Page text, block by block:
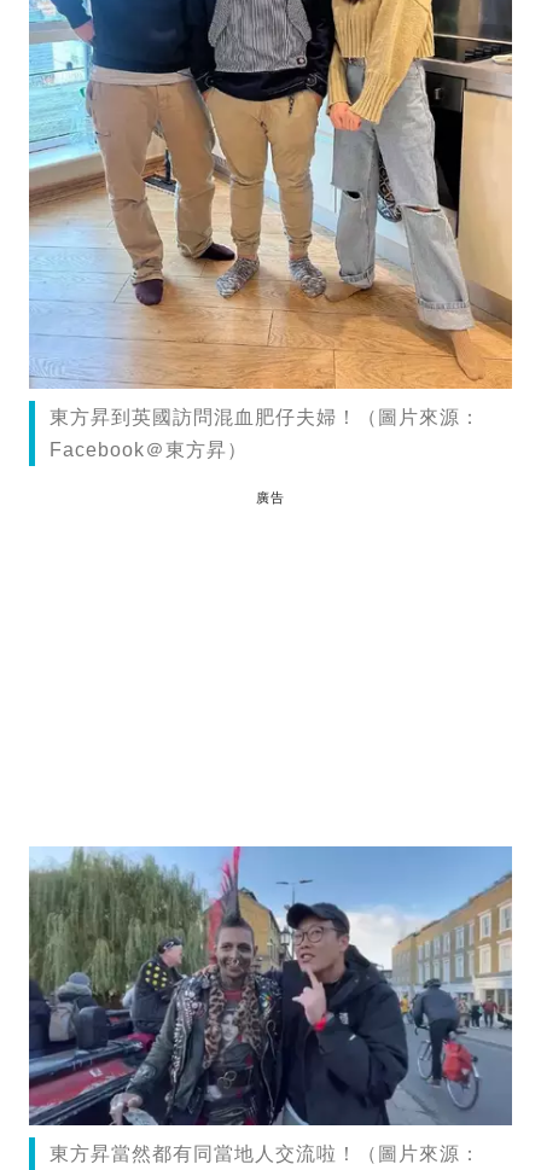
東方昇到英國訪問混血肥仔夫婦！（圖片來源：
Facebook＠東方昇）
廣告
東方昇當然都有同當地人交流啦！（圖片來源：